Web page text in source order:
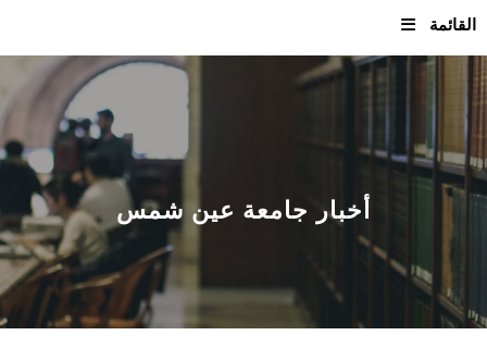
القائمة
الرئيسيـة
عن الجامعة
القطاعـات
الشئون الأكاديمية
البحث العلمي
أخبار جامعة عين شمس